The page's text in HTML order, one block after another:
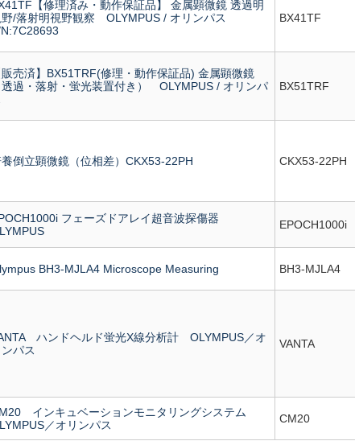
【修理済み・動作保証品】 金属顕微鏡 透過明
/落射明視野観察 OLYMPUS / オリンパス
BX41TF
販売済】BX51TRF(修理・動作保証品) 金属顕微鏡
透過・落射・蛍光装置付き） OLYMPUS / オリンパ
BX51TRF
倒立顕微鏡（位相差）CKX53-22PH CKX53-22PH
フェーズドアレイ超音波探傷器
EPOCH1000i
BH3-MJLA4 Microscope Measuring BH3-MJLA4
ハンドヘルド蛍光X線分析計 OLYMPUS／オ
ンパス
VANTA
インキュベーションモニタリングシステム
／オリンパス
CM20